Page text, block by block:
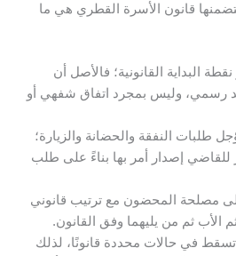
يتضمنها قانون الأسرة القطري هي ما
البداية القانونية؛ فالأصل أن
رسمي، وليس بمجرد اتفاق شفهي أو
طلبات النفقة والحضانة والزيارة؛
للقاضي إصدار أمر بها بناءً على طلب
مصلحة المحضون مع ترتيب قانوني
الأب ثم من يليهما وفق القانون.
تسقط في حالات محددة قانونًا، لذلك